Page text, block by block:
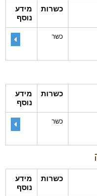
כשרות
מידע
נוסף
כשר
כשרות
מידע
נוסף
כשר
כשרות
מידע
נוסף